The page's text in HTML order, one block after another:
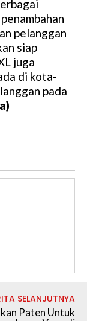
pelanggan
siap
juga
di kota-
pada
SELANJUTNYA
Paten Untuk